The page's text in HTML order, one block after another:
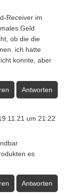
Receiver im
Geld
ob die die
ich hatte
konnte, aber
Antworten
um 21:22
es
Antworten